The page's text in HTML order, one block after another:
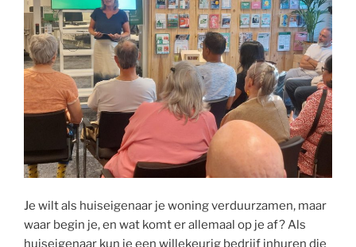
Je wilt als huiseigenaar je woning verduurzamen, maar
waar begin je, en wat komt er allemaal op je af? Als
huiseigenaar kun je een willekeurig bedrijf inhuren die